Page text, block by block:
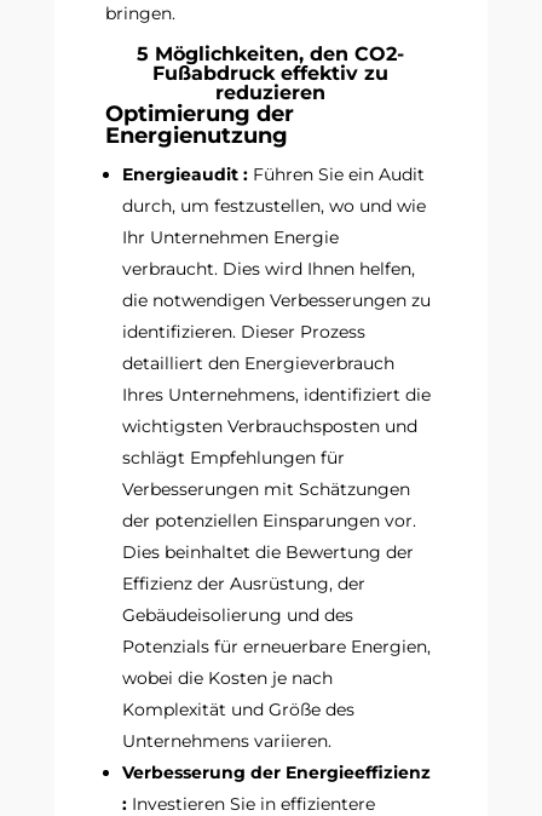
bringen.
5 Möglichkeiten, den CO2-
Fußabdruck effektiv zu
reduzieren
Optimierung der
Energienutzung
Energieaudit :Führen Sie ein Audit
durch, um festzustellen, wo und wie
Ihr Unternehmen Energie
verbraucht. Dies wird Ihnen helfen,
die notwendigen Verbesserungen zu
identifizieren. Dieser Prozess
detailliert den Energieverbrauch
Ihres Unternehmens, identifiziert die
wichtigsten Verbrauchsposten und
schlägt Empfehlungen für
Verbesserungen mit Schätzungen
der potenziellen Einsparungen vor.
Dies beinhaltet die Bewertung der
Effizienz der Ausrüstung, der
Gebäudeisolierung und des
Potenzials für erneuerbare Energien,
wobei die Kosten je nach
Komplexität und Größe des
Unternehmens variieren.
Verbesserung der Energieeffizienz
:Investieren Sie in effizientere